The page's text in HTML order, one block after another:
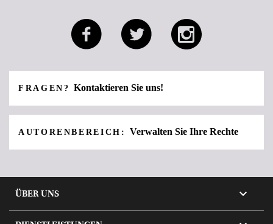
FRAGEN?Kontaktieren Sie uns!
AUTORENBEREICH: Verwalten Sie Ihre Rechte
ÜBER UNS 